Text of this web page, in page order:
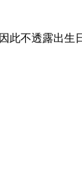
不透露出